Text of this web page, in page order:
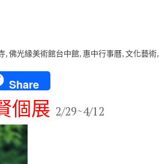
,佛光緣美術館台中館, 惠中行事曆,文化藝術,
Share
個展 2/29~4/12